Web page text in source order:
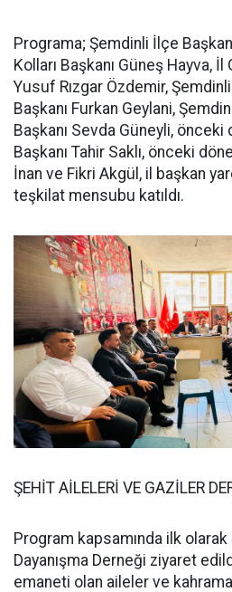
Programa; Şemdinli İlçe
Kolları Başkanı Güneş Hayva, İl
Yusuf Rızgar Özdemir,
Başkanı Furkan Geylani,
Başkanı Sevda Güneyli,
Başkanı Tahir Saklı, önceki
İnan ve Fikri Akgül, il başkan
teşkilat mensubu katıldı.
ŞEHİT AİLELERİ VE GAZİLER
Program kapsamında ilk
Dayanışma Derneği ziyaret
emaneti olan aileler ve